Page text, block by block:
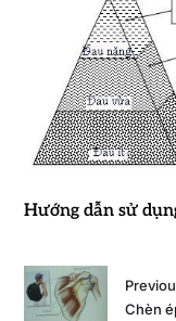
Hướng dẫn sử
Chèn